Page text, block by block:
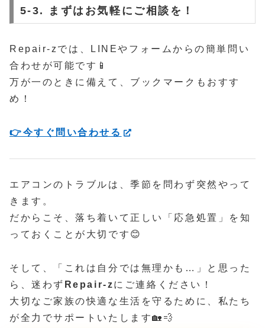
5-3. まずはお気軽にご相談を！
Repair-zでは、LINEやフォームからの簡単問い
合わせが可能です📱
万が一のときに備えて、ブックマークもおすす
め！
👉今すぐ問い合わせる
エアコンのトラブルは、季節を問わず突然やって
きます。
だからこそ、落ち着いて正しい「応急処置」を知
っておくことが大切です😊
そして、「これは自分では無理かも…」と思った
ら、迷わず Repair-zにご連絡ください！
大切なご家族の快適な生活を守るために、私たち
が全力でサポートいたします🏡💨